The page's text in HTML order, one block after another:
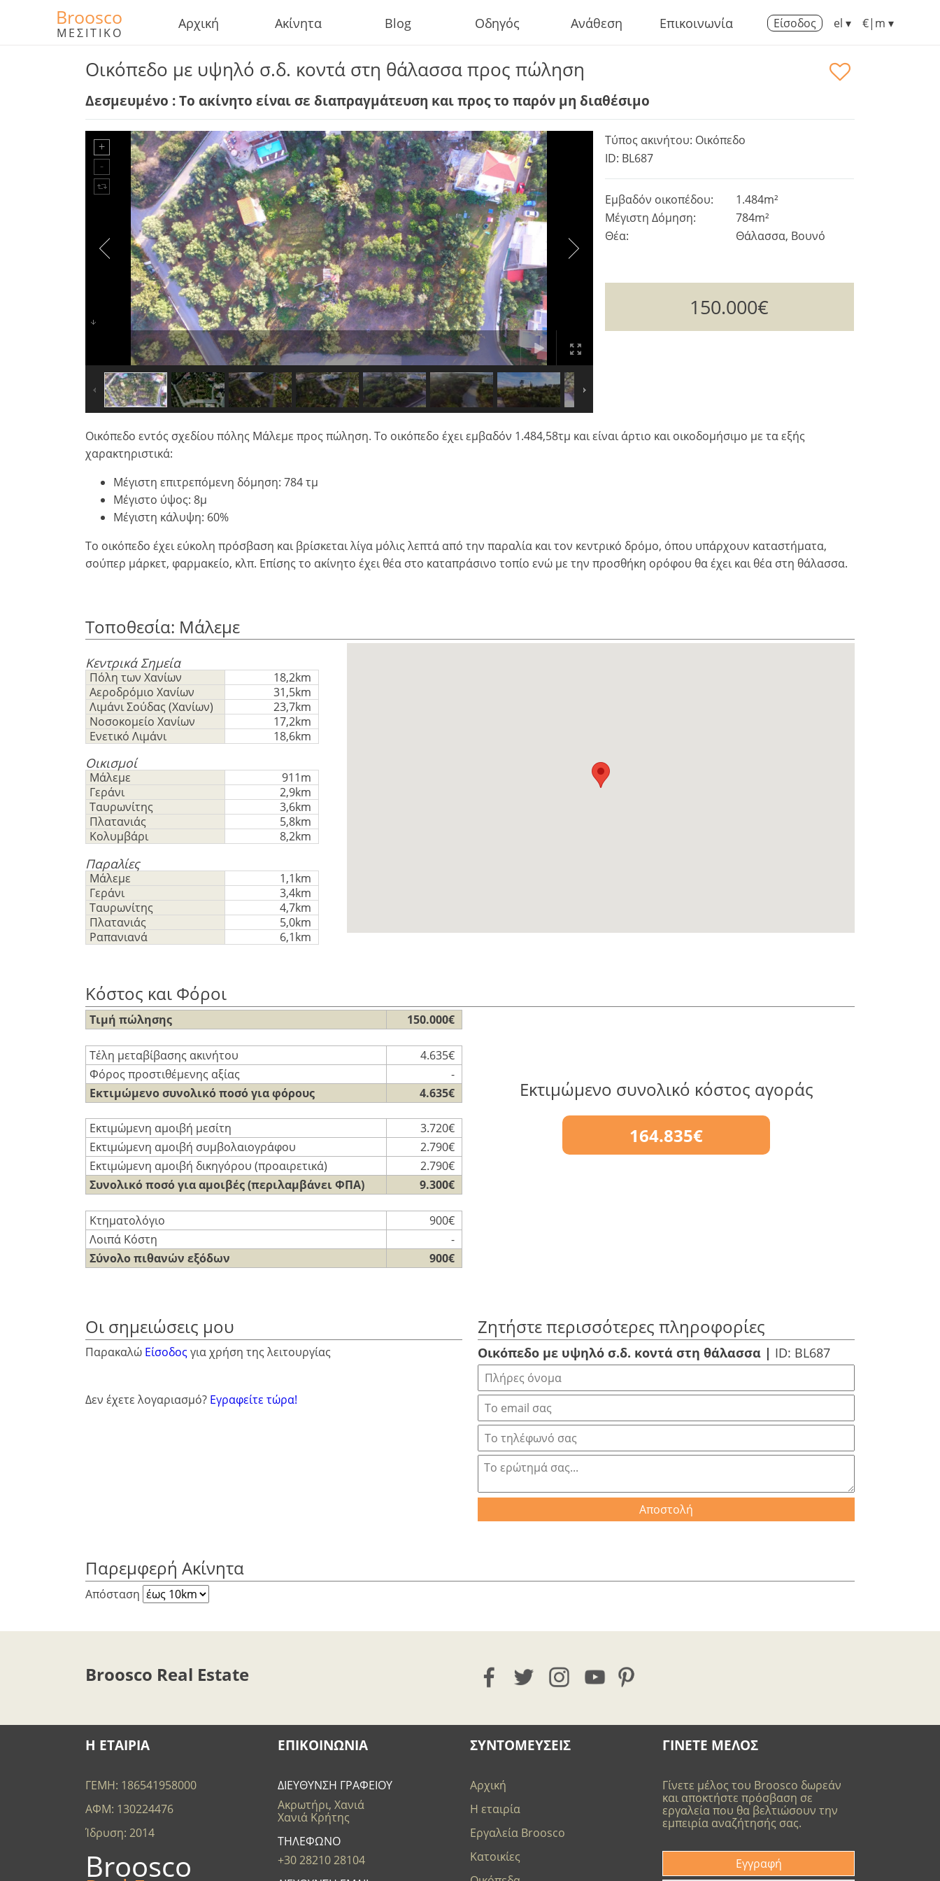
Broosco
ΜΕΣΙΤΙΚΟ
Αρχική Ακίνητα Blog Οδηγός Ανάθεση Επικοινωνία Είσοδος el ▾ €|m ▾
Οικόπεδο με υψηλό σ.δ. κοντά στη θάλασσα προς πώληση
Δεσμευμένο : Το ακίνητο είναι σε διαπραγμάτευση και προς το παρόν μη διαθέσιμο
Τύπος ακινήτου: Οικόπεδο
ID: BL687
Εμβαδόν οικοπέδου:
1.484m²
Μέγιστη Δόμηση:
784m²
Θέα:
Θάλασσα, Βουνό
150.000€
Οικόπεδο εντός σχεδίου πόλης Μάλεμε προς πώληση. Το οικόπεδο έχει εμβαδόν 1.484,58τμ και είναι άρτιο και οικοδομήσιμο με τα εξής
χαρακτηριστικά:
Μέγιστη επιτρεπόμενη δόμηση: 784 τμ
Μέγιστο ύψος: 8μ
Μέγιστη κάλυψη: 60%
Το οικόπεδο έχει εύκολη πρόσβαση και βρίσκεται λίγα μόλις λεπτά από την παραλία και τον κεντρικό δρόμο, όπου υπάρχουν καταστήματα,
σούπερ μάρκετ, φαρμακείο, κλπ. Επίσης το ακίνητο έχει θέα στο καταπράσινο τοπίο ενώ με την προσθήκη ορόφου θα έχει και θέα στη θάλασσα.
Τοποθεσία: Μάλεμε
Κεντρικά Σημεία
Πόλη των Χανίων
18,2km
Αεροδρόμιο Χανίων
31,5km
Λιμάνι Σούδας (Χανίων)
23,7km
Νοσοκομείο Χανίων
17,2km
Ενετικό Λιμάνι
18,6km
Οικισμοί
Μάλεμε
911m
Γεράνι
2,9km
Ταυρωνίτης
3,6km
Πλατανιάς
5,8km
Κολυμβάρι
8,2km
Παραλίες
Μάλεμε
1,1km
Γεράνι
3,4km
Ταυρωνίτης
4,7km
Πλατανιάς
5,0km
Ραπανιανά
6,1km
Κόστος και Φόροι
Τιμή πώλησης 150.000€
Τέλη μεταβίβασης ακινήτου
4.635€
Φόρος προστιθέμενης αξίας
-
Εκτιμώμενο συνολικό ποσό για φόρους
4.635€
Εκτιμώμενη αμοιβή μεσίτη
3.720€
Εκτιμώμενη αμοιβή συμβολαιογράφου
2.790€
Εκτιμώμενη αμοιβή δικηγόρου (προαιρετικά)
2.790€
Συνολικό ποσό για αμοιβές (περιλαμβάνει ΦΠΑ)
9.300€
Κτηματολόγιο
900€
Λοιπά Κόστη
-
Σύνολο πιθανών εξόδων
900€
Εκτιμώμενο συνολικό κόστος αγοράς
164.835€
Οι σημειώσεις μου
Παρακαλώ Είσοδοςγια χρήση της λειτουργίας
Δεν έχετε λογαριασμό? Εγραφείτε τώρα!
Ζητήστε περισσότερες πληροφορίες
Οικόπεδο με υψηλό σ.δ. κοντά στη θάλασσα | ID: BL687
Αποστολή
Παρεμφερή Ακίνητα
Απόσταση
Broosco Real Estate
Η ΕΤΑΙΡΙΑ
ΓΕΜΗ: 186541958000
ΑΦΜ: 130224476
Ίδρυση: 2014
Broosco
ΕΠΙΚΟΙΝΩΝΊΑ
ΔΙΕΥΘΥΝΣΗ ΓΡΑΦΕΙΟΥ
Ακρωτήρι, Χανιά
Χανιά Κρήτης
ΤΗΛΕΦΩΝΟ
+30 28210 28104
ΣΥΝΤΟΜΕΥΣΕΙΣ
Αρχική
Η εταιρία
Εργαλεία Broosco
Κατοικίες
ΓΙΝΕΤΕ ΜΕΛΟΣ
Γίνετε μέλος του Broosco δωρεάν
και αποκτήστε πρόσβαση σε
εργαλεία που θα βελτιώσουν την
εμπειρία αναζήτησής σας.
Εγγραφή
m/km/m²
Αποθήκευση
λογαριασμό?
πλεονεκτήματα